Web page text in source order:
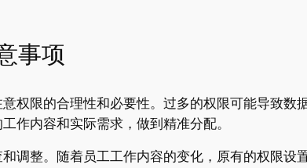
事项
权限的合理性和必要性。过多的权限可能导致
作内容和实际需求，做到精准分配。
调整。随着员工工作内容的变化，原有的权限